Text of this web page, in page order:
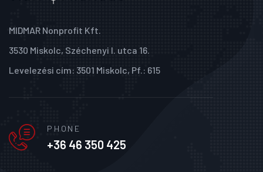
MIDMAR Nonprofit Kft.
3530 Miskolc, Széchenyi I. utca 16.
Levelezési cím: 3501 Miskolc, Pf.: 615
PHONE
+36 46 350 425